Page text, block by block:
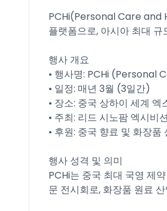
PCHi(Personal Care and
플랫폼으로, 아시아 최대
행사 개요
• 행사명: PCHi
• 일정: 매년 3월 (3일간)
• 장소: 중국 상하이 세계
• 주최: 리드 시노팜 엑시
• 후원: 중국 향료 및 화장
행사 성격 및 의미
PCHi는 중국 최대 국영 제
문 전시회로, 화장품 원료